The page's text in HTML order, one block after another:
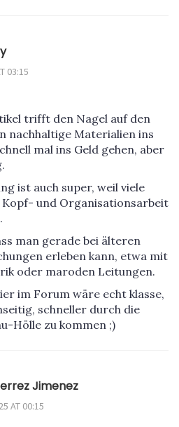
03:15
trifft den Nagel auf den
nachhaltige Materialien ins
mal ins Geld gehen, aber
ist auch super, weil viele
und Organisationsarbeit
man gerade bei älteren
erleben kann, etwa mit
oder maroden Leitungen.
im Forum wäre echt klasse,
schneller durch die
Hölle zu kommen ;)
Jimenez
AT 00:15